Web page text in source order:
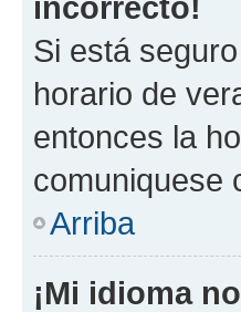
Si está
horario de
entonces la
comuniquese
Arriba
¡Mi idioma